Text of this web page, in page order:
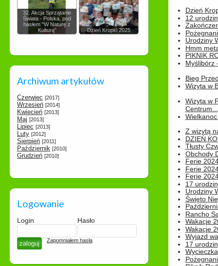
32. Akcja Sprzątanie
Świata - Polska, pod
hasłem "W Naturę z
Kulturą"
Dzień Kropki 2025
Archiwum artykułów
Czerwiec [2017]
Wrzesień [2014]
Kwiecień [2013]
Maj [2013]
Lipiec [2013]
Luty [2012]
Sierpień [2011]
Październik [2010]
Grudzień [2010]
Logowanie
Login Hasło
Zapomniałem hasła
Dzień
12
Urodziny
Hmm
PIKNIK
Myślibórz
Bieg
Wizyta w
Wizyta w
Centrum...
Z wizytą
DZIEŃ
Tłusty
Obchody
Ferie
Ferie
Ferie
17
Urodziny
Święto
Rancho
Wakacje
Wakacje
Wyjazd
17